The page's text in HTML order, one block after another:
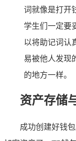
词就像是打开
学生们一定要
以将助记词认
易被他人发现
的地方一样。
资产存储
成功创建好钱